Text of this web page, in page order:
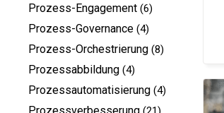
Prozess-Engagement (6)
Prozess-Governance (4)
Prozess-Orchestrierung (8)
Prozessabbildung (4)
Prozessautomatisierung (4)